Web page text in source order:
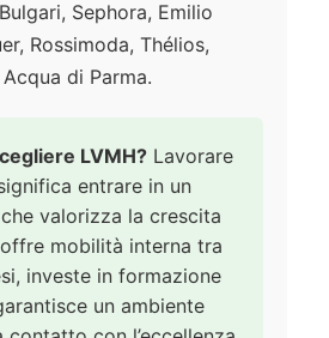
Sephora, Emilio
Rossimoda, Thélios,
di Parma.
LVMH? Lavorare
entrare in un
valorizza la crescita
mobilità interna tra
investe in formazione
un ambiente